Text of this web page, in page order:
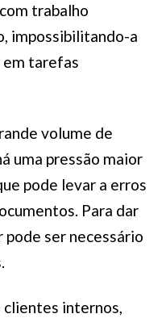
trabalho
impossibilitando-a
em tarefas
volume de
uma pressão maior
pode levar a erros
Para dar
ser necessário
clientes internos,